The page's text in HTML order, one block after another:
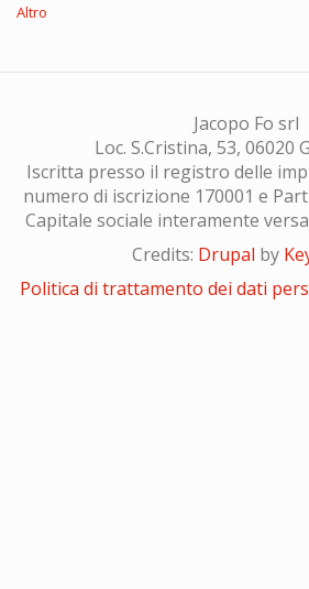
Altro
Jacopo Fo srl
Loc. S.Cristina, 53, 06020
Iscritta presso il registro delle
numero di iscrizione 170001 e
Capitale sociale interamente
Credits: Drupal by
Politica di trattamento dei dati